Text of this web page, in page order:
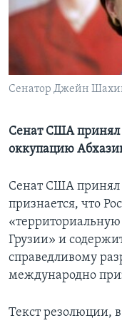
Learning English
СОЦИАЛЬНЫЕ СЕТИ
Языки
Сенатор Джейн
Сенат США
оккупацию
Сенат США принял
признается, что
«территориальную
Грузии» и
справедливому
международно
Текст резолюции,